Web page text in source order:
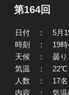
稿
日:
第164回
日付 ： 5月19
時刻 ： 19時
天候 ： 曇り
気温 ： 22℃
人数 ： 17名
内容 ： 気温/